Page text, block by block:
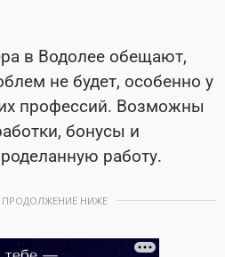
в Водолее обещают,
не будет, особенно у
профессий. Возможны
бонусы и
работу.
ПРОДОЛЖЕНИЕ НИЖЕ